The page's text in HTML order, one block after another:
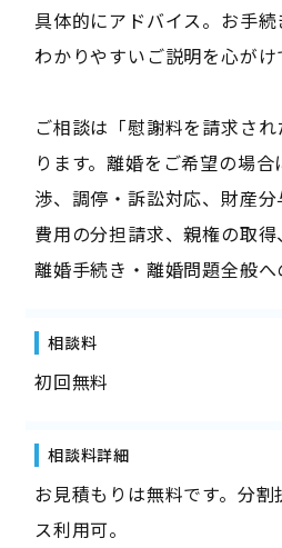
具体的にアドバイス。お手続
わかりやすいご説明を心がけ
ご相談は「慰謝料を請求さ
ります。離婚をご希望の場
渉、調停・訴訟対応、財産
費用の分担請求、親権の取得
離婚手続き・離婚問題全般へ
相談料
初回無料
相談料詳細
お見積もりは無料です。分
ス利用可。